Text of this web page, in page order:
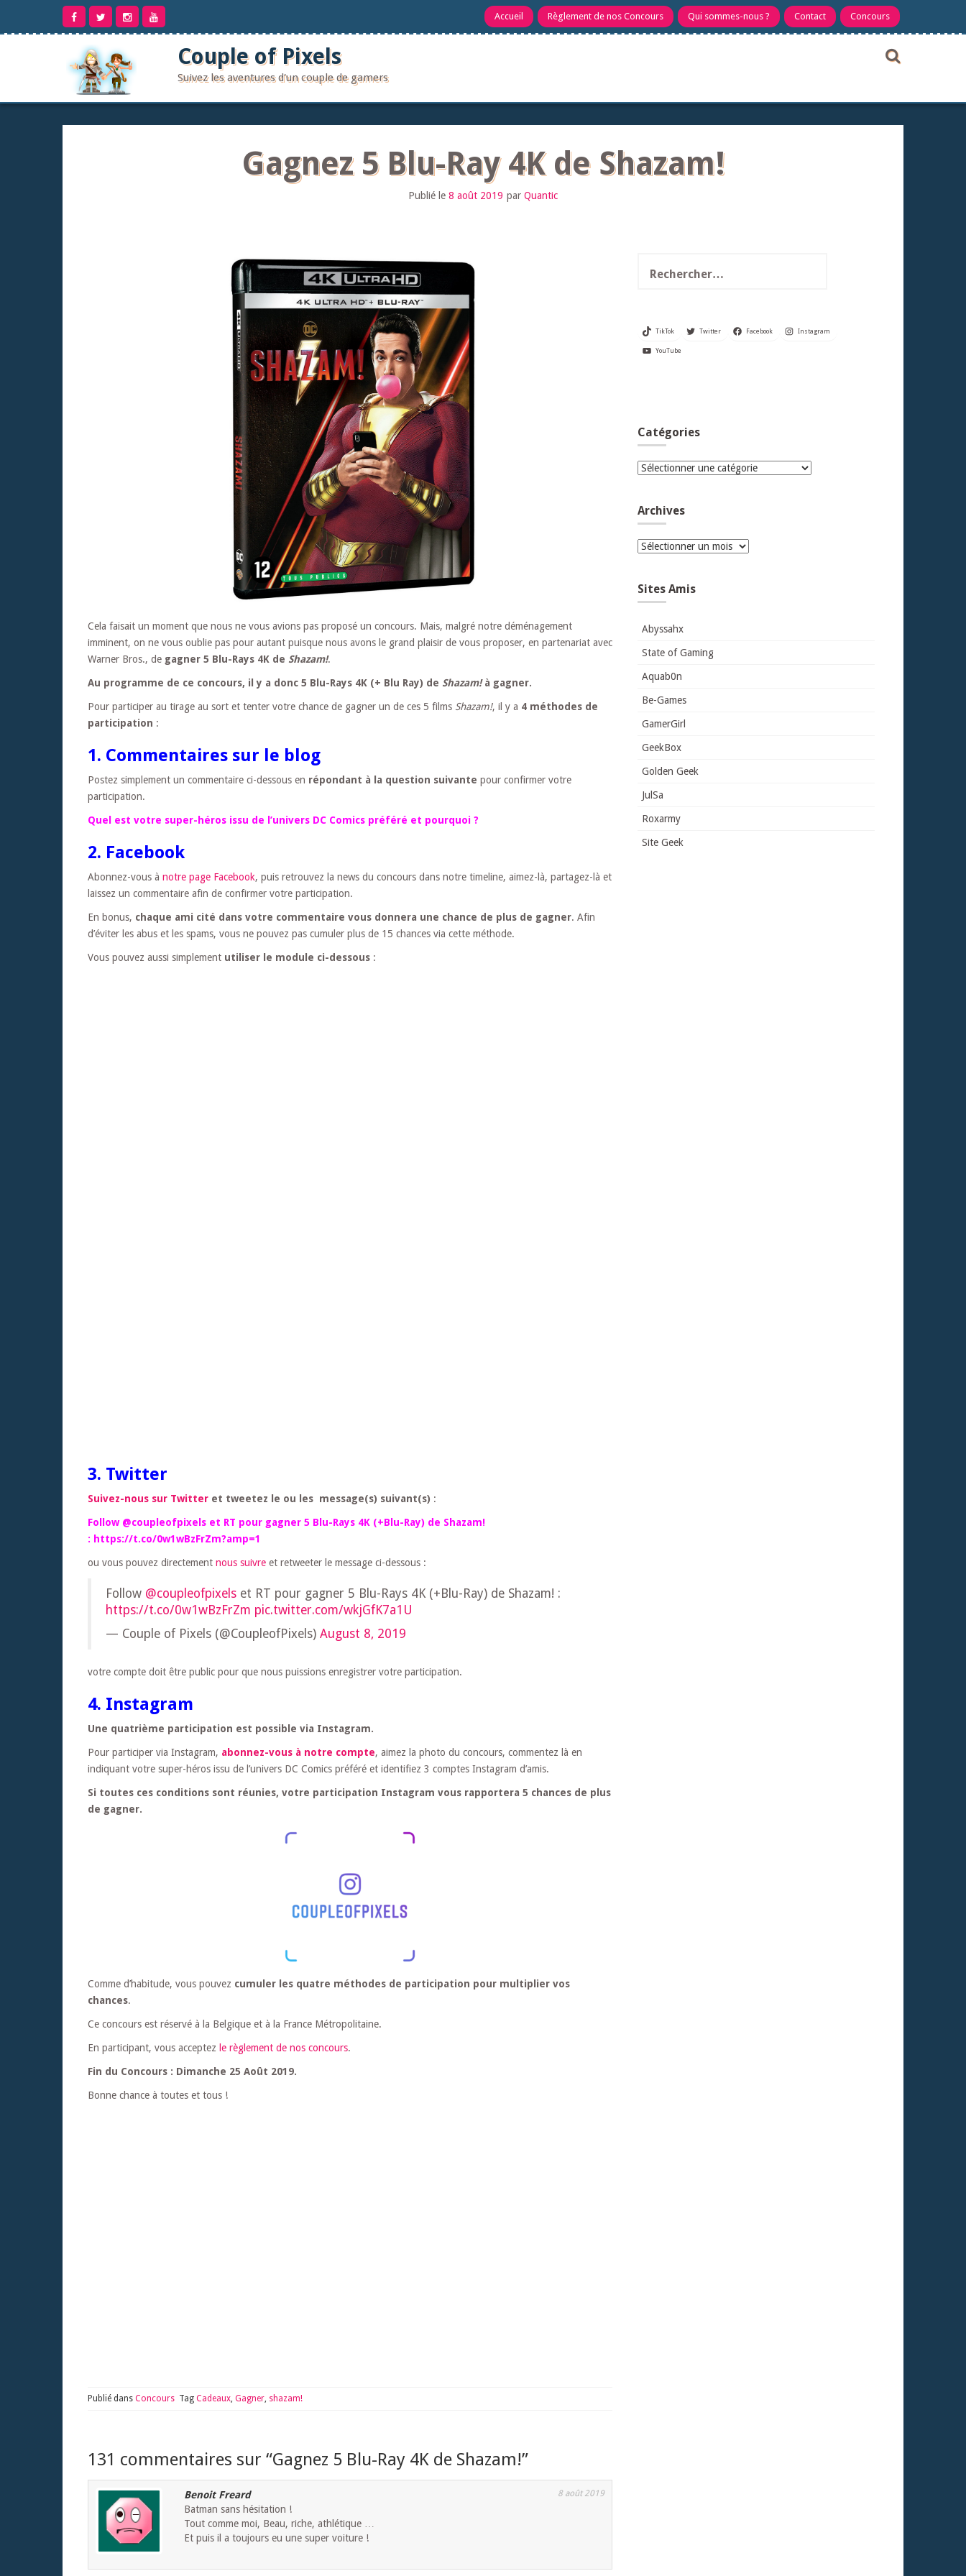
contenu
Accueil Règlement de nos Concours Qui sommes-nous ? Contact Concours
Couple of Pixels
Suivez les aventures d'un couple de gamers
Gagnez 5 Blu-Ray 4K de Shazam!
Publié le 8 août 2019 par Quantic
Cela faisait un moment que nous ne vous avions pas proposé un concours. Mais, malgré notre déménagement
imminent, on ne vous oublie pas pour autant puisque nous avons le grand plaisir de vous proposer, en partenariat avec
Warner Bros., de gagner 5 Blu-Rays 4K de Shazam!.
Au programme de ce concours, il y a donc 5 Blu-Rays 4K (+ Blu Ray) de Shazam!à gagner.
Pour participer au tirage au sort et tenter votre chance de gagner un de ces 5 films Shazam!, il y a 4 méthodes de
participation :
1. Commentaires sur le blog
Postez simplement un commentaire ci-dessous en répondant à la question suivante pour confirmer votre
participation.
Quel est votre super-héros issu de l’univers DC Comics préféré et pourquoi ?
2. Facebook
Abonnez-vous à notre page Facebook, puis retrouvez la news du concours dans notre timeline, aimez-là, partagez-là et
laissez un commentaire afin de confirmer votre participation.
En bonus, chaque ami cité dans votre commentaire vous donnera une chance de plus de gagner. Afin
d’éviter les abus et les spams, vous ne pouvez pas cumuler plus de 15 chances via cette méthode.
Vous pouvez aussi simplement utiliser le module ci-dessous :
3. Twitter
Suivez-nous sur Twitter et tweetez le ou les message(s) suivant(s) :
Follow @coupleofpixels et RT pour gagner 5 Blu-Rays 4K (+Blu-Ray) de Shazam!
: https://t.co/0w1wBzFrZm?amp=1
ou vous pouvez directement nous suivre et retweeter le message ci-dessous :
Follow @coupleofpixels et RT pour gagner 5 Blu-Rays 4K (+Blu-Ray) de Shazam! :
https://t.co/0w1wBzFrZm pic.twitter.com/wkjGfK7a1U
— Couple of Pixels (@CoupleofPixels) August 8, 2019
votre compte doit être public pour que nous puissions enregistrer votre participation.
4. Instagram
Une quatrième participation est possible via Instagram.
Pour participer via Instagram, abonnez-vous à notre compte, aimez la photo du concours, commentez là en
indiquant votre super-héros issu de l’univers DC Comics préféré et identifiez 3 comptes Instagram d’amis.
Si toutes ces conditions sont réunies, votre participation Instagram vous rapportera 5 chances de plus
de gagner.
Comme d’habitude, vous pouvez cumuler les quatre méthodes de participation pour multiplier vos
chances.
Ce concours est réservé à la Belgique et à la France Métropolitaine.
En participant, vous acceptez le règlement de nos concours.
Fin du Concours : Dimanche 25 Août 2019.
Bonne chance à toutes et tous !
Publié dans Concours Tag Cadeaux Gagner shazam!
131 commentaires sur “Gagnez 5 Blu-Ray 4K de Shazam!”
Benoit Freard 8 août 2019
Batman sans hésitation !
Tout comme moi, Beau, riche, athlétique …
Et puis il a toujours eu une super voiture !
TikTok Twitter Facebook Instagram
YouTube
Catégories
Catégories
Archives
Archives
Sites Amis
Abyssahx
State of Gaming
Aquab0n
Be-Games
GamerGirl
GeekBox
Golden Geek
JulSa
Roxarmy
Site Geek